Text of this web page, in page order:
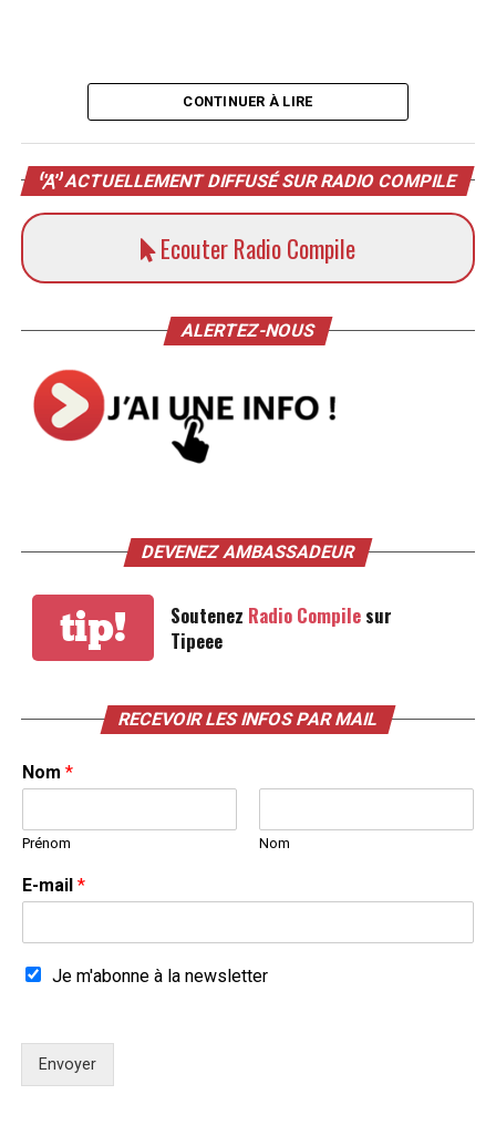
CONTINUER À LIRE
ACTUELLEMENT DIFFUSÉ SUR RADIO COMPILE
Ecouter Radio Compile
ALERTEZ-NOUS
DEVENEZ AMBASSADEUR
tip! Soutenez Radio Compilesur
Tipeee
RECEVOIR LES INFOS PAR MAIL
Nom *
Prénom Nom
E-mail *
Je m'abonne à la newsletter
Envoyer